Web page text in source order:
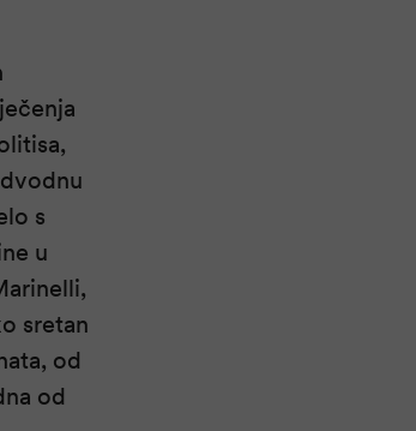
s
u
sretan
od
od